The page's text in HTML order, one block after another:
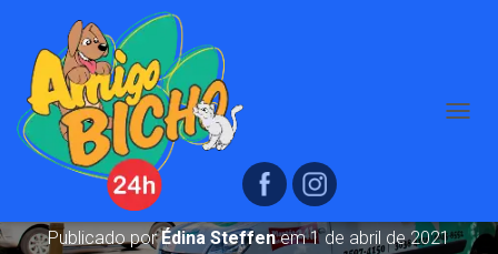
N
Dicas para cuidar do seu cachorro
idoso
Publicado porÉdina Steffenem1 de abril de 2021